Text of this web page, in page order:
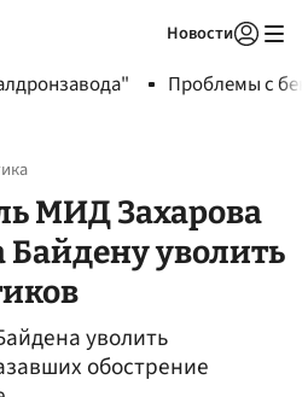
Новости
Проблемы с
МИД Захарова
Байдену уволить
уволить
обострение